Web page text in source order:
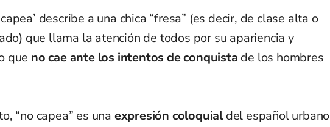
describe a una chica “fresa” (es decir, de clase alta o
que llama la atención de todos por su apariencia y
que no cae ante los intentos de conquista de los hombres
“no capea” es una expresión coloquialdel español urbano